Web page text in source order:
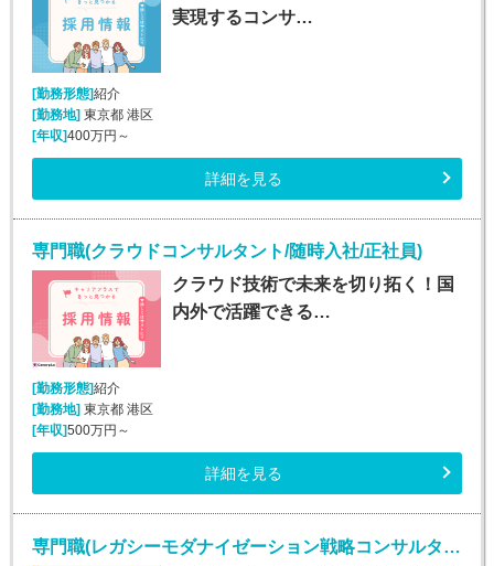
実現するコンサ…
[勤務形態]紹介
[勤務地]東京都 港区
[年収]400万円～
詳細を見る
専門職(クラウドコンサルタント/随時入社/正社員)
クラウド技術で未来を切り拓く！国
内外で活躍できる…
[勤務形態]紹介
[勤務地] 東京都 港区
[年収]500万円～
詳細を見る
専門職(レガシーモダナイゼーション戦略コンサルタント/正社員)